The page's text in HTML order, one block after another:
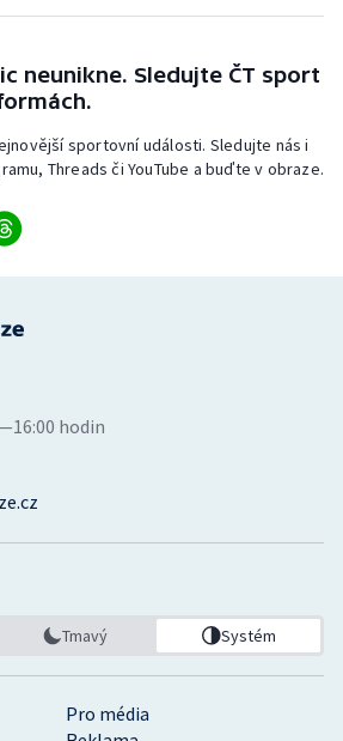
neunikne. Sledujte ČT sport
sportovní události. Sledujte nás i
Threads či YouTube a buďte v obraze.
Pro média
hodin
Tmavý Systém